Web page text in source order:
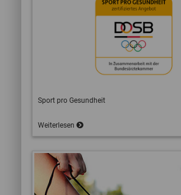
Sport pro Gesundheit
Weiterlesen